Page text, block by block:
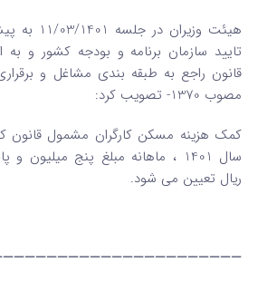
هیئت
قانون راجع به طبقه بندی مشاغل و
مصوب 1370- تصویب کرد:
کمک هزینه مسکن کارگران مشمول قانون
ریال تعیین می شود.